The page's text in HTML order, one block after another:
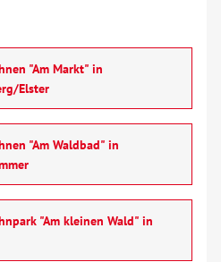
"Am Markt" in
Elster
"Am Waldbad" in
"Am kleinen Wald" in